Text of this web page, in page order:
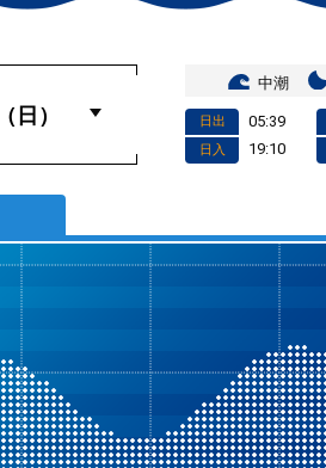
中潮
日出 05:39
日入 19:10